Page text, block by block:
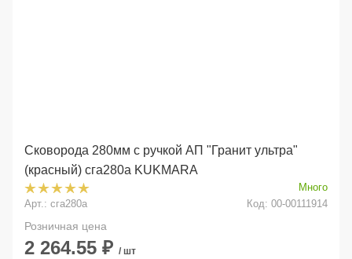
Сковорода 280мм с ручкой АП "Гранит ультра"
(красный) сга280а KUKMARA
Много
Арт.: сга280а
Код: 00-00111914
Розничная цена
2 264.55 ₽ / шт